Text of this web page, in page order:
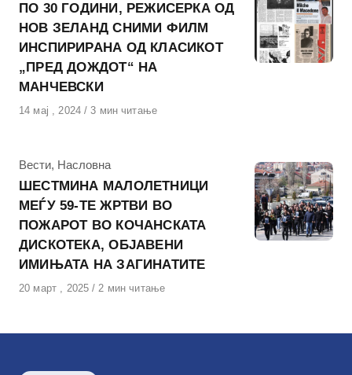
ПО 30 ГОДИНИ, РЕЖИСЕРКА ОД
НОВ ЗЕЛАНД СНИМИ ФИЛМ
ИНСПИРИРАНА ОД КЛАСИКОТ
„ПРЕД ДОЖДОТ“ НА
МАНЧЕВСКИ
Објавено
14 мај , 2024 3 мин читање
КАтегорија
Вести, Насловна
ШЕСТМИНА МАЛОЛЕТНИЦИ
МЕЃУ 59-ТЕ ЖРТВИ ВО
ПОЖАРОТ ВО КОЧАНСКАТА
ДИСКОТЕКА, ОБЈАВЕНИ
ИМИЊАТА НА ЗАГИНАТИТЕ
Објавено
20 март , 2025 2 мин читање